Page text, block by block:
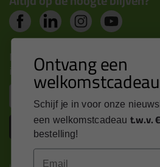
Nieuws, tips en exclusieve deals
inbox
Inschrijven
Ontvang een
Schijf je in voor onze
een welkomstcadeau t.w.v.
bestelling!
Email